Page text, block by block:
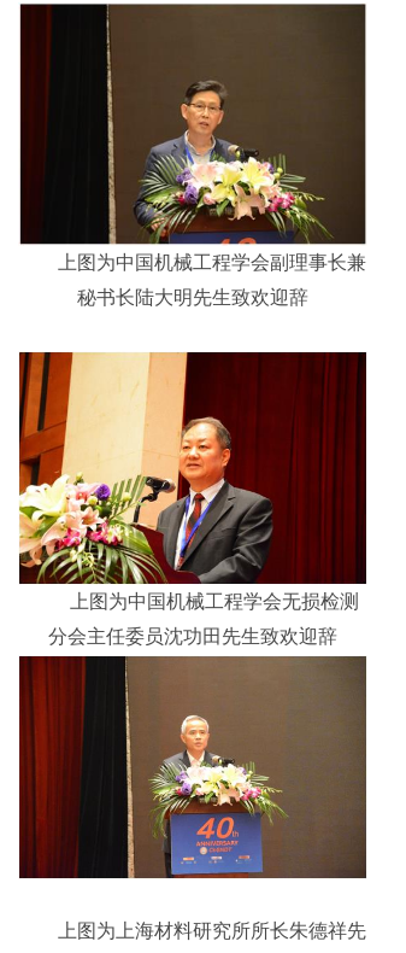
上图为中国机械工程学会副理事长兼
秘书长陆大明先生致欢迎辞
上图为中国机械工程学会无损检测
分会主任委员沈功田先生致欢迎辞
上图为上海材料研究所所长朱德祥先